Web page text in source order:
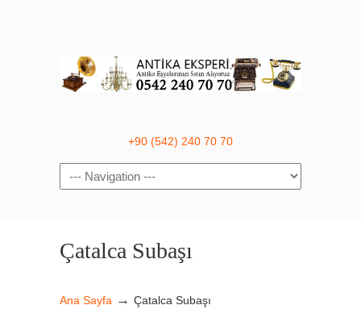
+90 (542) 240 70 70
Navigation
Çatalca Subaşı
Ana Sayfa → Çatalca Subaşı